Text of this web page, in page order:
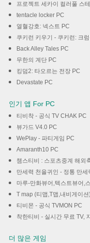
프로젝트 세카이 컬러풀 스
tentacle locker PC
열혈강호: 넥스트 PC
쿠키런 키우기 - 쿠키런: 크
Back Alley Tales PC
무한의 계단 PC
킹덤2: 타오르는 전장 PC
Devastate PC
인기 앱 For PC
티비착 - 공식 TV CHAK PC
뷰가드 V4.0 PC
WePlay - 파티게임 PC
Amaranth10 PC
챔스티비 : 스포츠중계 해외
만세력 천을귀인 - 정통 만세
마루-만화뷰어,텍스트뷰어,
T map (티맵,T맵,내비게이션
티비몬 - 공식 TVMON PC
착한티비 - 실시간 무료 TV,
더 많은 게임